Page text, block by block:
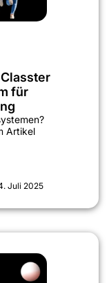
für
Artikel
Juli 2025